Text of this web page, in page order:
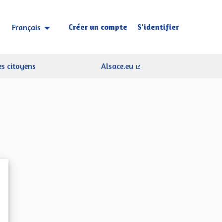
Français Choisir la langue Sprache wählen
Créer un compte S'identifier
citoyens
Alsace.eu